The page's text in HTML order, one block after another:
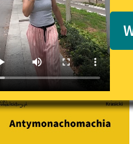
Oświecenie